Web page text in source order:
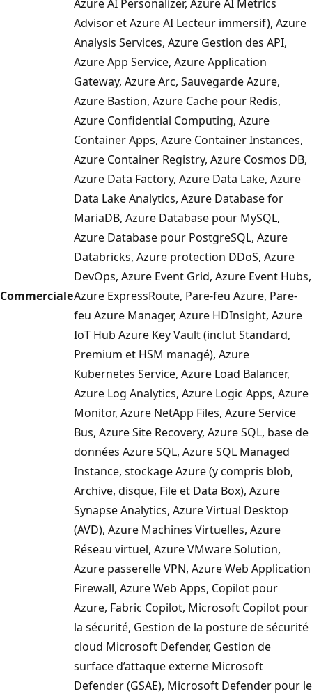
Commerciale
Azure AI Personalizer, Azure AI Metrics
Advisor et Azure AI Lecteur immersif), Azure
Analysis Services, Azure Gestion des API,
Azure App Service, Azure Application
Gateway, Azure Arc, Sauvegarde Azure,
Azure Bastion, Azure Cache pour Redis,
Azure Confidential Computing, Azure
Container Apps, Azure Container Instances,
Azure Container Registry, Azure Cosmos DB,
Azure Data Factory, Azure Data Lake, Azure
Data Lake Analytics, Azure Database for
MariaDB, Azure Database pour MySQL,
Azure Database pour PostgreSQL, Azure
Databricks, Azure protection DDoS, Azure
DevOps, Azure Event Grid, Azure Event Hubs,
Azure ExpressRoute, Pare-feu Azure, Pare-
feu Azure Manager, Azure HDInsight, Azure
IoT Hub Azure Key Vault (inclut Standard,
Premium et HSM managé), Azure
Kubernetes Service, Azure Load Balancer,
Azure Log Analytics, Azure Logic Apps, Azure
Monitor, Azure NetApp Files, Azure Service
Bus, Azure Site Recovery, Azure SQL, base de
données Azure SQL, Azure SQL Managed
Instance, stockage Azure (y compris blob,
Archive, disque, File et Data Box), Azure
Synapse Analytics, Azure Virtual Desktop
(AVD), Azure Machines Virtuelles, Azure
Réseau virtuel, Azure VMware Solution,
Azure passerelle VPN, Azure Web Application
Firewall, Azure Web Apps, Copilot pour
Azure, Fabric Copilot, Microsoft Copilot pour
la sécurité, Gestion de la posture de sécurité
cloud Microsoft Defender, Gestion de
surface d’attaque externe Microsoft
Defender (GSAE), Microsoft Defender pour le